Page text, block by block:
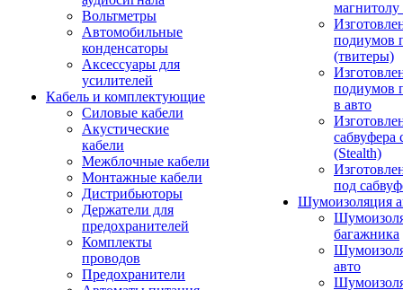
Вольтметры
Автомобильные
конденсаторы
Аксессуары для
усилителей
Кабель и комплектующие
Силовые кабели
Акустические
кабели
Межблочные кабели
Монтажные кабели
Дистрибьюторы
Держатели для
предохранителей
Комплекты
проводов
Предохранители
подиумов
(твитеры)
подиумов
в авто
сабвуфера
(Stealth)
под
Шумоизоляция
багажника
авто